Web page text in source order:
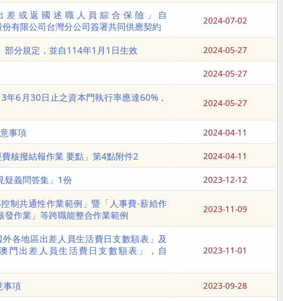
差或返國述職人員綜合保險」自
有限公司台灣分公司簽署共同供應契約
2024-07-02
部分規定，並自114年1月1日生效 2024-05-27
2024-05-27
年6月30日止之資本門執行率應達60%，
2024-05-27
事項 2024-04-11
核撥結報作業 要點」第4點附件2 2024-04-11
疑義問答集」1份 2023-12-12
制共通性作業範例」暨「人事費-薪給作
作業」等跨職能整合作業範例
2023-11-09
各地區出差人員生活費日支數額表」及
門出差人員生活費日支數額表」，自
2023-11-01
事項 2023-09-28